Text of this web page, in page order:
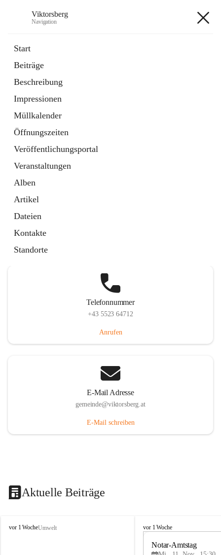
Viktorsberg
Navigation
Start
Beiträge
Beschreibung
Impressionen
Müllkalender
Öffnungszeiten
Veröffentlichungsportal
Veranstaltungen
Alben
Artikel
Dateien
Kontakte
Standorte
1 Schnellzugriff
Bürgerservice
10 Schnellzugriffe
Telefonnummer
+43 5523 64712
Anrufen
E-Mail Adresse
gemeinde@viktorsberg.at
E-Mail schreiben
Aktuelle Beiträge
V
vor 1 WocheUmwelt
V
vor 1 Woche
Notar-Amtstag